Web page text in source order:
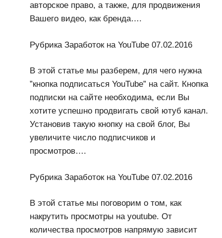
авторское право, а также, для продвижения
Вашего видео, как бренда….
Рубрика Заработок на YouTube 07.02.2016
В этой статье мы разберем, для чего нужна
”кнопка подписаться YouTube” на сайт. Кнопка
подписки на сайте необходима, если Вы
хотите успешно продвигать свой ютуб канал.
Установив такую кнопку на свой блог, Вы
увеличите число подписчиков и
просмотров….
Рубрика Заработок на YouTube 07.02.2016
В этой статье мы поговорим о том, как
накрутить просмотры на youtube. От
количества просмотров напрямую зависит